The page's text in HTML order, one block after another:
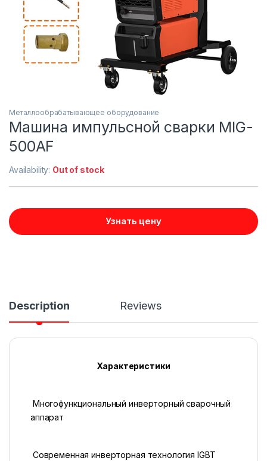
Металлообрабатывающее оборудование
Машина импульсной сварки MIG-
500AF
Availability: Out of stock
Узнать цену
Description Reviews
Характеристики
Многофункциональный инверторный сварочный
аппарат
Современная инверторная технология IGBT